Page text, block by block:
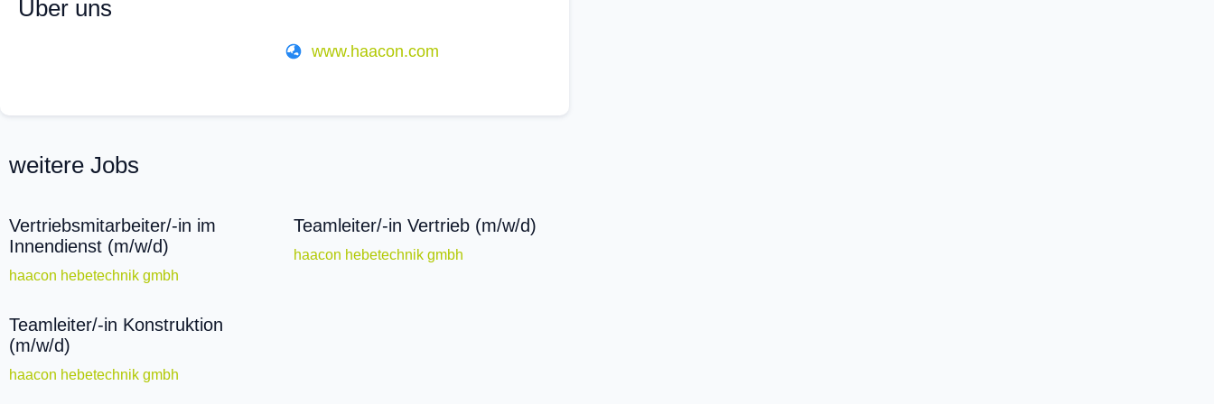
Über uns
www.haacon.com
weitere Jobs
Vertriebsmitarbeiter/-in im
Innendienst (m/w/d)
haacon hebetechnik gmbh
Teamleiter/-in Vertrieb (m/w/d)
haacon hebetechnik gmbh
Teamleiter/-in Konstruktion
(m/w/d)
haacon hebetechnik gmbh